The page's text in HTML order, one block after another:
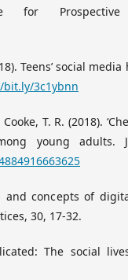
for Prospective
Teens’ social
3c1ybnn
T. R. (2018).
young adults.
and concepts of
30, 17-32.
The social